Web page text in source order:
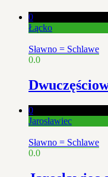
0
Łącko
Sławno = Schlawe
0.0
0
Jarosławiec
Sławno = Schlawe
0.0